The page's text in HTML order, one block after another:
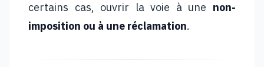
certains cas, ouvrir la voie à une non-
imposition ou à une réclamation.